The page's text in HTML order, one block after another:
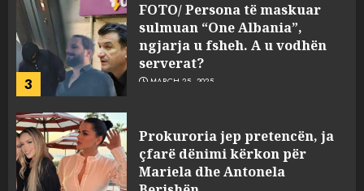
3
FOTO/ Persona të maskuar
sulmuan “One Albania”,
ngjarja u fsheh. A u vodhën
serverat?
MARCH 25, 2025
Prokuroria jep pretencën, ja
çfarë dënimi kërkon për
Mariela dhe Antonela